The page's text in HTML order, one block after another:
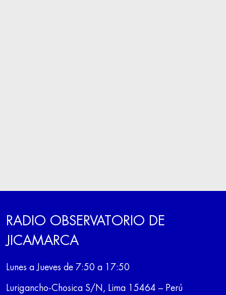
RADIO OBSERVATORIO DE
JICAMARCA
Lunes a Jueves de 7:50 a 17:50
Lurigancho-Chosica S/N, Lima 15464 – Perú